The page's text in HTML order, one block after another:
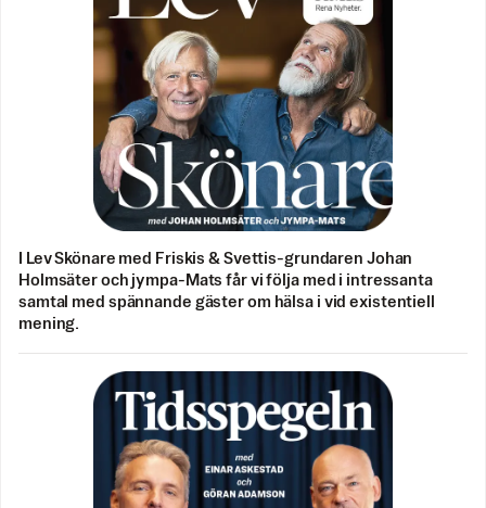
I Lev Skönare med Friskis & Svettis-grundaren Johan
Holmsäter och jympa-Mats får vi följa med i intressanta
samtal med spännande gäster om hälsa i vid existentiell
mening.